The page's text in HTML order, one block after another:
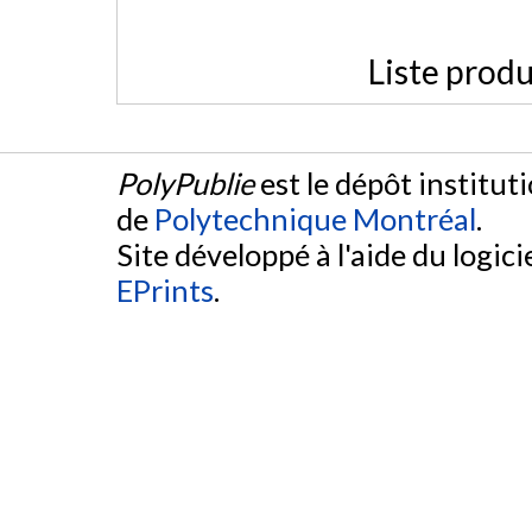
Liste
PolyPublieest le dépôt
de Polytechnique Montréal.
Site développé à l'aide du
EPrints.